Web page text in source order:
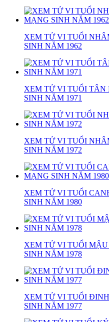
XEM TỬ VI TUỔI
SINH NĂM 1962
XEM TỬ VI TUỔI TÂN
SINH NĂM 1971
XEM TỬ VI TUỔI
SINH NĂM 1972
XEM TỬ VI TUỔI
SINH NĂM 1980
XEM TỬ VI TUỔI
SINH NĂM 1978
XEM TỬ VI TUỔI
SINH NĂM 1977